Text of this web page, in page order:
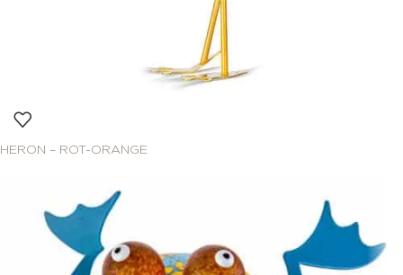
HERON – ROT-ORANGE